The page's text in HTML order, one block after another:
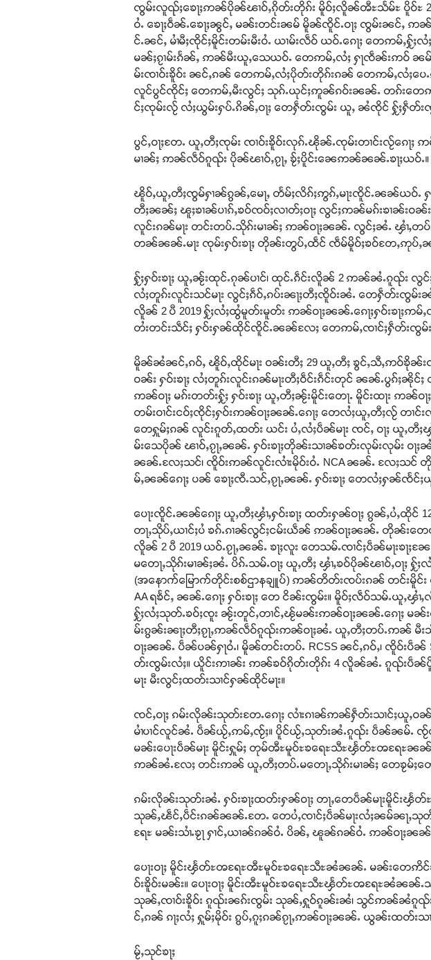
ၸွမ်းလူၺ်ႈၶေႃႈဢၼ်ပိုၼ်ၽၢဝ်ႇၵိုတ်းတိုၵ်း မိူဝ်ႈလိူၼ်ၻီႊသႅမ်ႊ ပိူဝ်ႊ
ဝႆႉ ၶေႃႈဝဵၼ်ႉၶေႃႈၼွင်ႇ မၼ်းတင်းၼမ် မိူၼ်ၸိူင်ႉဝႃႈ ၸွမ်းၼင်
င်ႉၼင်ႇ မၢႆမီႈၸိုင်ႈမိူင်းတမ်းမီးဝႆႉ ယၢမ်းလဵဝ် ယဝ်ႉၵေႃႈ တေဢမ်ႇႁႂ်ႈ
မၼ်ႈၵႂၢမ်းၵႅၼ်ႇ ဢၼ်မီးယူႇသေယဝ်ႉ တေဢမ်ႇလႆႈ ႁႃၸဵၼ်းဢဝ် ၼ
မ်းၸၢဝ်းၶိူဝ်း ၼင်ႇၵၼ် တေဢမ်ႇလႆႈပိုတ်းတိုၵ်းၵၼ် တေဢမ်ႇလႆႈပေႉ
လူင်ပွင်ၸိုင်ႈ တေဢမ်ႇမီးလွင်ႈ သုၵ်ႉယုင်ႈဢူၼ်ၵဝ်းၼၼ်ႉ တၵ်းတေဢ
င်ႈၸုမ်းလႂ် လႆႈယွမ်းႁပ်ႉၵိၼ်ႇဝႃႈ တေႁဵတ်းၸွမ်း ယူႇ ၼႆၸိုင် ႁႂ်ႈႁဵတ်း
ပွင်ႇဝႃႈတႄႉ ယူႇတီႈၸုမ်း ၸၢဝ်းၶိူဝ်းလုၵ်ႉၽိုၼ်ႉၸုမ်းတၢင်းလႂ်ၵေႃ
မၢၼ်ႈ ဢၼ်လဵဝ်ၵူၺ်း ပိုၼ်ၽၢဝ်ႇၵႂႃႇ ၶႂ်ႈပိူင်းၼေဢၼ်ၼၼ်ႉၶႃႈယဝ်ႉ။
ၽိူဝ်ႇယူႇတီႈၸွမ်ႁၢၼ်ၵွၼ်ႇမေႃႇ တႅမ်ႈလိၵ်ႈဢွၵ်ႇမႃးၸိူင်ႉၼၼ်ယဝ်ႉ ႁ
တီႈၼၼ်ႈ ၽူႈၶၢၼ်ပၢၵ်ႇၶဝ်ၸဝ်ႈလၢတ်ႈဝႃႈ လွင်ႈဢၼ်မၵ်းၶၢၼ်းဝ
လူင်းၵၼ်မႃး တင်းတပ်ႉသိုၵ်းမၢၼ်ႈ ဢၼ်ဝႃႈၼၼ်ႉ လွင်ႈၼႆႉ ၾၢႆႇတပ်
တၼ်ၼၼ်ႉမႃး ၸုမ်းႁဝ်းၶႃႈ တိုၼ်းတွပ်ႇထဵင် ၸဵမ်မိူဝ်ႈၶဝ်တႄႇဢုပ်ႇၼ
ႁႂ်ႈႁဝ်းၶႃႈ ယူႇၼႂ်းထုင်ႉၵုၼ်ပၢင်၊ ထုင်ႉၵဵင်းလိူၼ် 2 ဢၼ်ၼႆႉၵူၺ်း လွ
လႆႈတူၵ်းလူင်းသင်မႃး လွင်ႈၵဵဝ်ႇၵပ်းၼႃႈတီႈၸိူဝ်းၼႆႉ တေႁဵတ်းၸွမ်း
လိူၼ် 2 ပီ 2019 ႁႂ်ႈလႆႈထွႆမူတ်းမူတ်း ဢၼ်ဝႃႈၼၼ်ႉၵေႃႈႁဝ်းၶႃႈဢမ်ႇ
တႆးတင်းသဵင်ႈ ႁဝ်းႁၼ်ထိုင်ၸိူင်ႉၼၼ်လႄႈ တေဢမ်ႇၸၢင်ႈႁဵတ်းၸွမ်း ဝ
မိူၼ်ၼႆၼင်ႇၵဝ်ႇ ၽိူဝ်ႇထိုင်မႃး ဝၼ်းတီႈ 29 ယူႇတီႈ ၶွင်ႇသီႇဢဝ်ၶိုၼ်းၸို
ဝၼ်း ႁဝ်းၶႃႈ လႆႈတူၵ်းလူင်းၵၼ်မႃးတီႈဝဵင်းၵဵင်းတုင် ၼၼ်ႉပွၵ်ႈၼို
ဢၼ်ဝႃႈ မၵ်းတတ်းႁႂ်ႈ ႁဝ်းၶႃႈ ယူႇတီႈၼႂ်းမိူင်းတေႃႉ မိူင်းထႃး ဢၼ်ဝႃ
တမ်းဝၢင်းငဝ်ႈၸိုင်ႈႁဝ်းဢၼ်ဝႃႈၼၼ်ႉၵေႃႈ တေလႆႈယူႇတီႈလႂ် တၢင်
တေႁူမ်ႈၵၼ် လူင်းၵူတ်ႇထတ်း ယင်း ပႆႇလႆႈပဵၼ်မႃး ၸင်ႇ ဝႃႈ ယူႇ
မ်းသေပိုၼ် ၽၢဝ်ႇၵႂႃႇၼၼ်ႉ ႁဝ်းၶႃႈတိုၼ်းသၢၼ်ၶတ်းလုမ်းလုမ်း ဝႃႈၼႆ
ၼၼ်ႉလႄႈသင်၊ ၸိူဝ်းဢၼ်လူင်းလၢႆးမိုဝ်းဝႆႉ NCA ၼၼ်ႉ လႄႈသင်
မ်ႇၼၼ်ၵေႃႈ ပၼ် ၶေႃႈၸီႉသင်ႇၵႂႃႇၼၼ်ႉ ႁဝ်းၶႃႈ တေလႆႈႁၼ်ၸႅင်ႈ
ပေႃးၸိူင်ႉၼၼ်ၵေႃႈ ယူႇတီႈၾၢႆႇႁဝ်းၶႃႈ ထတ်းႁၼ်ဝႃႈ ၵွၼ်ႇပႆႇထို
တႃႇသိုပ်ႇယၢင်ႈပႆ ၶၵ်ႉၵၢၼ်လွင်ႈငမ်းယဵၼ် ဢၼ်ဝႃႈၼၼ်ႉ တိုၼ်းတေ
လိူၼ် 2 ပီ 2019 ယဝ်ႉၵႂႃႇၼၼ်ႉ ၶႃႈလူး တေသမ်ႉၸၢင်ႈပဵၼ်မႃးၶႃႈၼ
မတေႃႇသိုၵ်းမၢၼ်ႈၼႆႉ ပိၵ်ႉသမ်ႉဝႃႈ ယူႇတီႈ ၾၢႆႇၶဝ်ပိုၼ်ၽၢဝ်ႇဝႃႈ
(အနောက်မြောက်တိုင်းစစ်ဌာနချူပ်) ဢၼ်တိတ်းၸပ်းၵၼ် တင်းမိူင်
AA ရၶႅင်ႇ ၼၼ်ႉၵေႃႈ ႁဝ်းၶႃႈ တေ ငိၼ်းၸွမ်း။ မိူဝ်ႈလဵဝ်သမ်ႉယူႇ
ႁႂ်ႈလႆႈသုတ်ႉၶဝ်ႈၸူး ၼႂ်းတူင်ႇတၢင်ႇၽႂ်မၼ်းဢၼ်ဝႃႈၼၼ်ႉၵေႃႈ မၼ်
မ်းၵွၼ်းၼႃႈတီႈၵႂႃႇဢၼ်လဵဝ်ၵူၺ်းဢၼ်ဝႃႈၼႆႉ ယူႇတီႈတပ်ႉဢၼ် မီ
ဝႃႈၼၼ်ႉ ပဵၼ်ပၼ်ႁႃဝႆႉ၊ မိူၼ်တင်းတပ်ႉ RCSS ၼင်ႇၵဝ်ႇ၊ ၸိူဝ်းပဵၼ်
တ်းၸွမ်းလႆႈ။ ယိူင်းဢၢၼ်း ဢၼ်ၶဝ်ၵိုတ်းတိုၵ်း 4 လိူၼ်ၼႆႉ ၵူၺ်းပဵၼ်ပိူ
မႃး မီးလွင်ႈထတ်းသၢင်ႁၼ်ထိုင်မႃး။
ၸင်ႇဝႃႈ ၵမ်းလိုၼ်းသုတ်းတႄႉၵေႃႈ လၢႆးၵၢၼ်ဢၼ်ႁဵတ်းသၢင်ႈယူႇဝ
မၢႆပၢင်လူင်ၼႆႉ ပဵၼ်ယႂ်ႇဢမ်ႇၸႂ်ႈ။ ပိူင်ယႂ်ႇသုတ်းၼႆႉၵူၺ်း ပဵၼ်ၼမ်ႉ ၸႂ်ပၢ
မၼ်းပေႃးပဵၼ်မႃး မိူင်းႁူမ်ႈ တုမ်ၻီႊမူဝ်ႊၶရေႊသီႊၾႅတ်ႊၻရႄႊ
ဢၼ်ၼႆႉလႄႈ တင်းဢၼ် ယူႇတီႈတပ်ႉမတေႃႇသိုၵ်းမၢၼ်ႈ တေၶႂမ်ႈတေႃ
ၵမ်းလိုၼ်းသုတ်းၼႆႉ ႁဝ်းၶႃႈထတ်းႁၼ်ဝႃႈ တႃႇတေပဵၼ်မႃးမိူင်းၾႅ
သုၼ်ႇၽဵင်ႇပဵင်းၵၼ်ၼၼ်ႉတႄႉ တေပႆႇၸၢင်ႈပဵၼ်မႃးလႆႈၼမ်ၼႃႇသု
ရႄႊ မၼ်းသၢႆႉၶႂႃ ႁၢင်ႇယၢၼ်ၵၼ်ဝႆႉ ပိၼ်ႇ ၽူၼ်ၵၼ်ဝႆႉ ဢၼ်ဝႃႈၼ
ပေႃးဝႃႈ မိူင်းၾႅတ်ႊၻရႄႊၻီႊမူဝ်ႊၶရေႊသီႊၼႆၼၼ်ႉ မၼ်းတေဢိ
ဝ်းၶိူဝ်းမၼ်း။ ပေႃးဝႃႈ မိူင်းၻီႊမူဝ်ႊၶရေႊသီႊၾႅတ်ႊၻရႄႊၼႆၼၼ်
သုၼ်ႇၸၢဝ်းၶိူဝ်း ၵူၺ်းၼၵ်းၸွမ်း သုၼ်ႇႁူဝ်ၵူၼ်းၼႆ၊ သွင်ဢၼ်ၼႆၵူၺ်းၵ
င်ႇၵၼ် ၵႃႈလႆႈ ႁူမ်ႈမိုဝ်း ၵွပ်ႇၵူႈၵၼ်ၵႂႃႇဢၼ်ဝႃႈၼၼ်ႉ ယွၼ်းထတ်း
မႂ်ႇသုင်ၶႃႈ